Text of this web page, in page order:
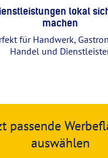
lokal
machen
für Handwerk,
Handel und
passende
auswählen